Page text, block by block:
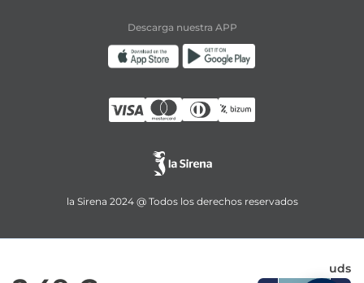
uds
Descarga nuestra APP
la Sirena 2024 @ Todos los derechos reservados